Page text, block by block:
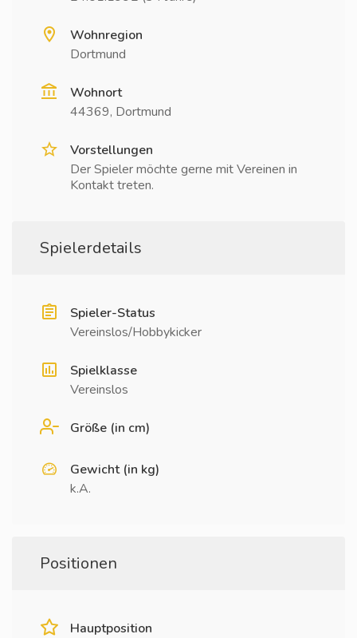
Wohnregion
Dortmund
Wohnort
44369, Dortmund
Vorstellungen
Der Spieler möchte gerne mit Vereinen in
Kontakt treten.
Spielerdetails
Spieler-Status
Vereinslos/Hobbykicker
Spielklasse
Vereinslos
Größe (in cm)
Gewicht (in kg)
k.A.
Positionen
Hauptposition